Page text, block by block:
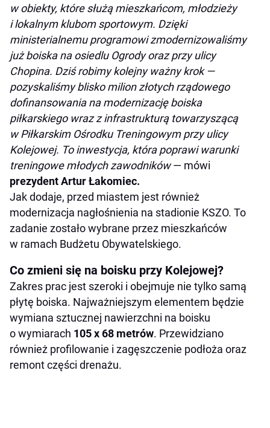
w obiekty, które służą mieszkańcom, młodzieży
i lokalnym klubom sportowym. Dzięki
ministerialnemu programowi zmodernizowaliśmy
już boiska na osiedlu Ogrody oraz przy ulicy
Chopina. Dziś robimy kolejny ważny krok —
pozyskaliśmy blisko milion złotych rządowego
dofinansowania na modernizację boiska
piłkarskiego wraz z infrastrukturą towarzyszącą
w Piłkarskim Ośrodku Treningowym przy ulicy
Kolejowej. To inwestycja, która poprawi warunki
treningowe młodych zawodników— mówi
prezydent Artur Łakomiec.
Jak dodaje, przed miastem jest również
modernizacja nagłośnienia na stadionie KSZO. To
zadanie zostało wybrane przez mieszkańców
w ramach Budżetu Obywatelskiego.
Co zmieni się na boisku przy Kolejowej?
Zakres prac jest szeroki i obejmuje nie tylko samą
płytę boiska. Najważniejszym elementem będzie
wymiana sztucznej nawierzchni na boisku
o wymiarach 105 x 68 metrów. Przewidziano
również profilowanie i zagęszczenie podłoża oraz
remont części drenażu.